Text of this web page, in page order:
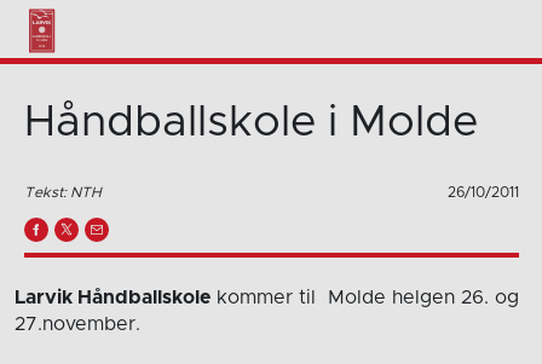
Håndballskole i Molde
Tekst: NTH 26/10/2011
Larvik Håndballskole kommer til Molde helgen 26. og
27.november.